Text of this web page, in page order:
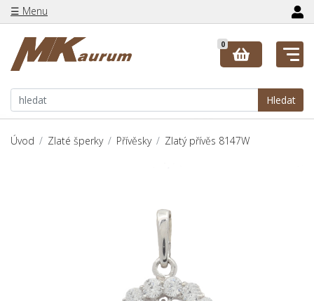
☰ Menu
Hledat
0
Úvod Zlaté šperky Přívěsky Zlatý přívěs 8147W